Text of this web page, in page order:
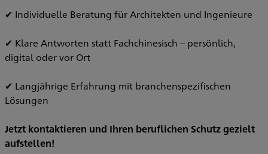
✔ Individuelle Beratung für Architekten und Ingenieure
✔ Klare Antworten statt Fachchinesisch – persönlich,
digital oder vor Ort
✔ Langjährige Erfahrung mit branchenspezifischen
Lösungen
Jetzt kontaktieren und Ihren beruflichen Schutz gezielt
aufstellen!